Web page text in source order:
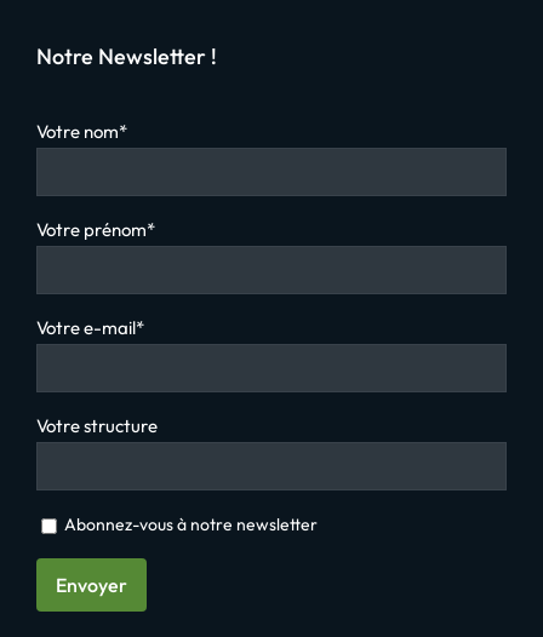
Notre Newsletter !
Votre nom*
Votre prénom*
Votre e-mail*
Votre structure
Abonnez-vous à notre newsletter